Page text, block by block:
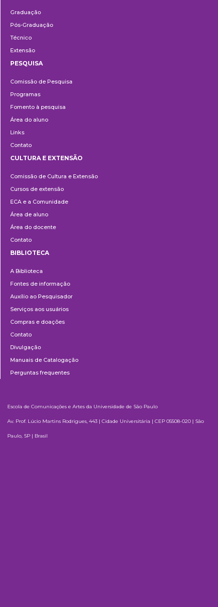
Graduação
Pós-Graduação
Técnico
Extensão
PESQUISA
Comissão de Pesquisa
Programas
Fomento à pesquisa
Área do aluno
Links
Contato
e
Extensão
CULTURA E EXTENSÃO
Comissão de Cultura e Extensão
Cursos de extensão
ECA e a Comunidade
Área de aluno
Área do docente
Contato
BIBLIOTECA
A Biblioteca
Fontes de informação
Auxílio ao Pesquisador
Serviços aos usuários
Compras e doações
Contato
Divulgação
Manuais de Catalogação
Perguntas frequentes
Escola de Comunicações e Artes da Universidade de São Paulo
Av. Prof. Lúcio Martins Rodrigues, 443 | Cidade Universitária | CEP 05508-020 | São
Paulo, SP | Brasil